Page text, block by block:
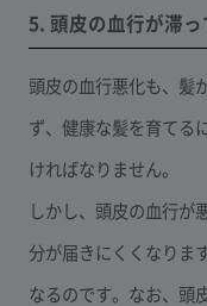
5. 頭皮の血行が滞っ
頭皮の血行悪化も、髪
ず、健康な髪を育てる
ければなりません。
しかし、頭皮の血行が
分が届きにくくなりま
なるのです。なお、頭